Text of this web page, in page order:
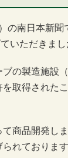
の南日本新
いただきまし
の製造施設
取得された
商品開発し
れております